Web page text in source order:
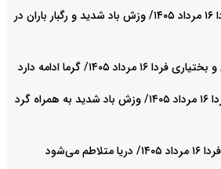
پیش بینی هوای کرمان فردا ۱۶ مرداد ۱۴۰۵/ وزش باد شدید و رگبار باران در
۱۴۰۵/ گرما ادامه دارد
پیش بینی هوای همدان فردا ۱۶ مرداد ۱۴۰۵/ وزش باد شدید به همراه گرد
می‌شود